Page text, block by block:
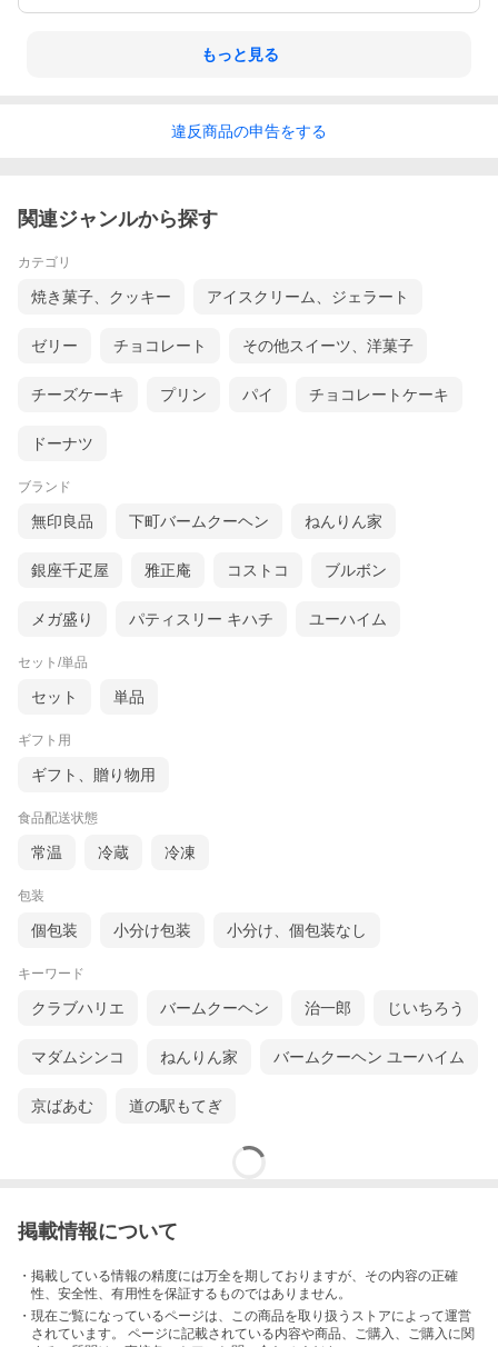
もっと見る
違反商品の申告をする
関連ジャンルから探す
カテゴリ
焼き菓子、クッキー アイスクリーム、ジェラート
ゼリー チョコレート その他スイーツ、洋菓子
チーズケーキ プリン パイ チョコレートケーキ
ドーナツ
ブランド
無印良品 下町バームクーヘン ねんりん家
銀座千疋屋 雅正庵 コストコ ブルボン
メガ盛り パティスリー キハチ ユーハイム
セット/単品
セット 単品
ギフト用
ギフト、贈り物用
食品配送状態
常温 冷蔵 冷凍
包装
個包装 小分け包装 小分け、個包装なし
キーワード
クラブハリエ バームクーヘン 治一郎 じいちろう
マダムシンコ ねんりん家 バームクーヘン ユーハイム
京ばあむ 道の駅もてぎ
掲載情報について
・掲載している情報の精度には万全を期しておりますが、その内容の正確
性、安全性、有用性を保証するものではありません。
・現在ご覧になっているページは、この商品を取り扱うストアによって運営
されています。 ページに記載されている内容や商品、ご購入 、ご購入に関